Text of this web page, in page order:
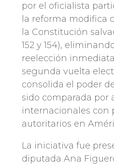
por el oficialista
la reforma modifica
la Constitución
152 y 154),
reelección
segunda vuelta
consolida el poder
sido comparada por
internacionales con
autoritarios en
La iniciativa fue
diputada Ana